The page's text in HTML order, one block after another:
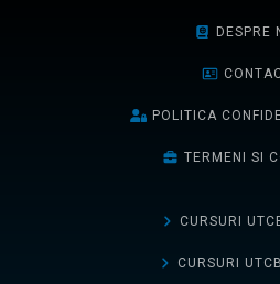
DESPRE
POLITICA
TERMENI SI
CURSURI
CURSURI